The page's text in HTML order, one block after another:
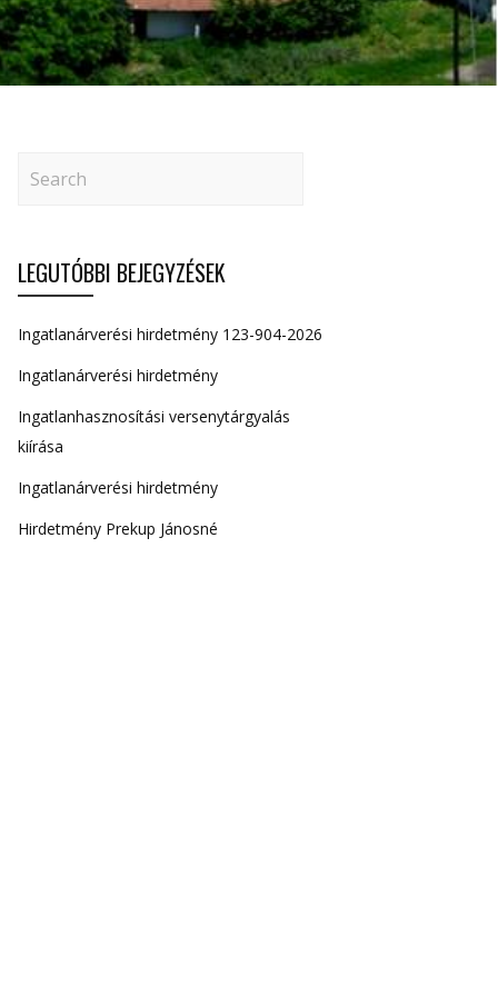
LEGUTÓBBI BEJEGYZÉSEK
Ingatlanárverési hirdetmény 123-904-2026
Ingatlanárverési hirdetmény
Ingatlanhasznosítási versenytárgyalás
kiírása
Ingatlanárverési hirdetmény
Hirdetmény Prekup Jánosné